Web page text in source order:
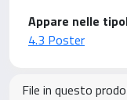
Appare nelle
4.3 Poster
File in questo